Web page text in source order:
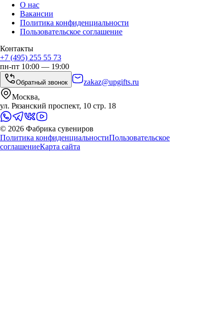
О нас
Вакансии
Политика конфиденциальности
Пользовательское соглашение
Контакты
+7 (495) 255 55 73
пн-пт 10:00 — 19:00
Обратный звонок
zakaz@upgifts.ru
Москва,
ул. Рязанский проспект, 10 стр. 18
© 2026 Фабрика сувениров
Политика конфиденциальностиПользовательское
соглашениеКарта сайта